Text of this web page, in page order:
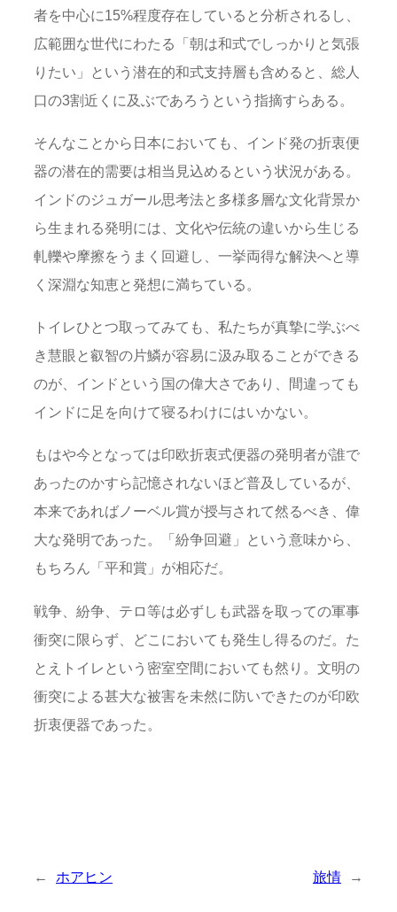
者を中心に15%程度存在していると分析されるし、
広範囲な世代にわたる「朝は和式でしっかりと気張
りたい」という潜在的和式支持層も含めると、総人
口の3割近くに及ぶであろうという指摘すらある。
そんなことから日本においても、インド発の折衷便
器の潜在的需要は相当見込めるという状況がある。
インドのジュガール思考法と多様多層な文化背景か
ら生まれる発明には、文化や伝統の違いから生じる
軋轢や摩擦をうまく回避し、一挙両得な解決へと導
く深淵な知恵と発想に満ちている。
トイレひとつ取ってみても、私たちが真摯に学ぶべ
き慧眼と叡智の片鱗が容易に汲み取ることができる
のが、インドという国の偉大さであり、間違っても
インドに足を向けて寝るわけにはいかない。
もはや今となっては印欧折衷式便器の発明者が誰で
あったのかすら記憶されないほど普及しているが、
本来であればノーベル賞が授与されて然るべき、偉
大な発明であった。「紛争回避」という意味から、
もちろん「平和賞」が相応だ。
戦争、紛争、テロ等は必ずしも武器を取っての軍事
衝突に限らず、どこにおいても発生し得るのだ。た
とえトイレという密室空間においても然り。文明の
衝突による甚大な被害を未然に防いできたのが印欧
折衷便器であった。
← ホアヒン 旅情 →